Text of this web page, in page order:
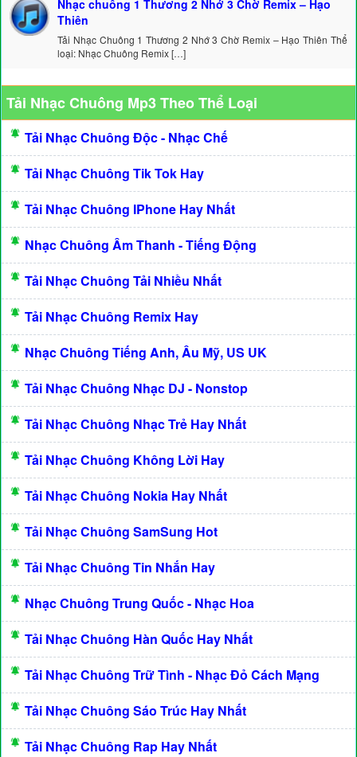
Nhạc chuông 1 Thương 2 Nhớ 3 Chờ Remix – Hạo
Thiên
Tải Nhạc Chuông 1 Thương 2 Nhớ 3 Chờ Remix – Hạo Thiên Thể
loại: Nhạc Chuông Remix […]
Tải Nhạc Chuông Mp3 Theo Thể Loại
Tải Nhạc Chuông Độc - Nhạc Chế
Tải Nhạc Chuông Tik Tok Hay
Tải Nhạc Chuông IPhone Hay Nhất
Nhạc Chuông Âm Thanh - Tiếng Động
Tải Nhạc Chuông Tải Nhiều Nhất
Tải Nhạc Chuông Remix Hay
Nhạc Chuông Tiếng Anh, Âu Mỹ, US UK
Tải Nhạc Chuông Nhạc DJ - Nonstop
Tải Nhạc Chuông Nhạc Trẻ Hay Nhất
Tải Nhạc Chuông Không Lời Hay
Tải Nhạc Chuông Nokia Hay Nhất
Tải Nhạc Chuông SamSung Hot
Tải Nhạc Chuông Tin Nhắn Hay
Nhạc Chuông Trung Quốc - Nhạc Hoa
Tải Nhạc Chuông Hàn Quốc Hay Nhất
Tải Nhạc Chuông Trữ Tình - Nhạc Đỏ Cách Mạng
Tải Nhạc Chuông Sáo Trúc Hay Nhất
Tải Nhạc Chuông Rap Hay Nhất